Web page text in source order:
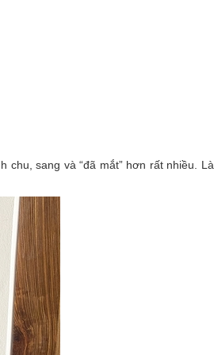
sang và “đã mắt” hơn rất nhiều.